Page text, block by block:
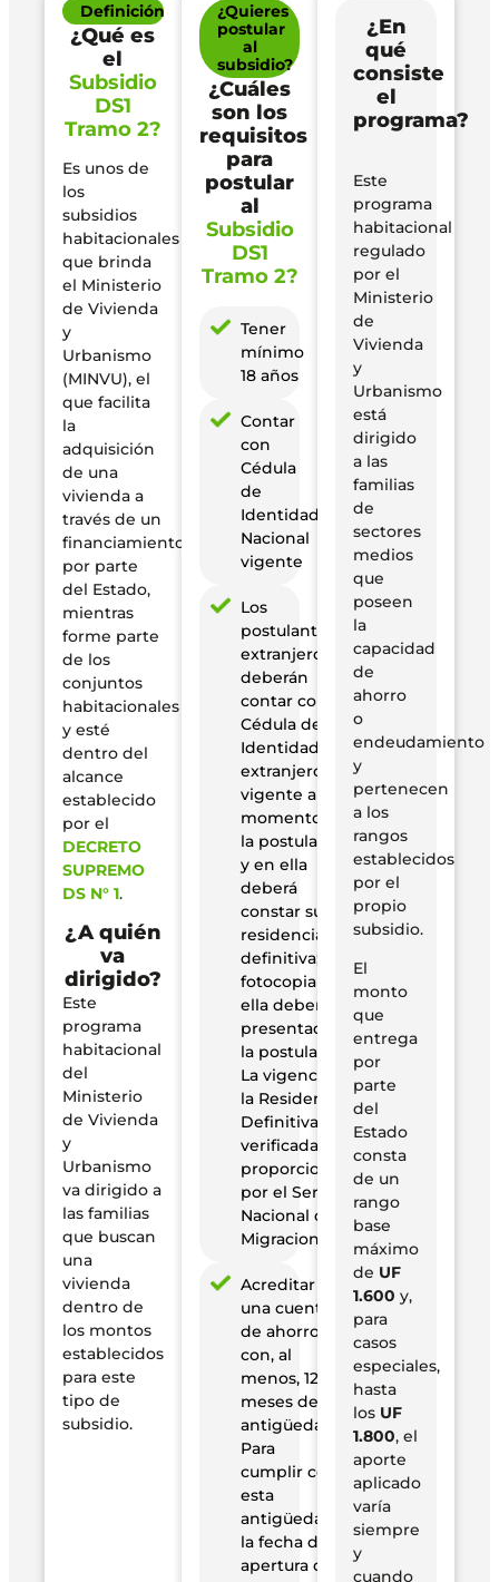
Definición
¿Qué es
el
Subsidio
DS1
Tramo 2?
Es unos de
los
subsidios
habitacionales
que brinda
el Ministerio
de Vivienda
y
Urbanismo
(MINVU), el
que facilita
la
adquisición
de una
vivienda a
través de un
financiamiento
por parte
del Estado,
mientras
forme parte
de los
conjuntos
habitacionales
y esté
dentro del
alcance
establecido
por el
DECRETO
SUPREMO
DS N° 1.
¿A quién
va
dirigido?
Este
programa
habitacional
del
Ministerio
de Vivienda
y
Urbanismo
va dirigido a
las familias
que buscan
una
vivienda
dentro de
los montos
establecidos
para este
tipo de
subsidio.
¿Quieres
postular
al
subsidio?
¿Cuáles
son los
requisitos
para
postular
al
Subsidio
DS1
Tramo 2?
Tener
mínimo
18 años
Contar
con
Cédula
de
Identidad
Nacional
vigente
Los
postulantes
extranjeros
deberán
contar con su
Cédula de
Identidad para
extranjeros
vigente al
momento de
la postulación
y en ella
deberá
constar su
residencia
definitiva; una
fotocopia de
ella deberá ser
presentada en
la postulación.
La vigencia de
la Residencia
Definitiva será
verificada y
proporcionada
por el Servicio
Nacional de
Migraciones.
Acreditar
una cuenta
de ahorro
con, al
menos, 12
meses de
antigüedad.
Para
cumplir con
esta
antigüedad,
la fecha de
apertura de
¿En
qué
consiste
el
programa?
Este
programa
habitacional
regulado
por el
Ministerio
de
Vivienda
y
Urbanismo
está
dirigido
a las
familias
de
sectores
medios
que
poseen
la
capacidad
de
ahorro
o
endeudamiento
y
pertenecen
a los
rangos
establecidos
por el
propio
subsidio.
El
monto
que
entrega
por
parte
del
Estado
consta
de un
rango
base
máximo
de UF
1.600 y,
para
casos
especiales,
hasta
los UF
1.800, el
aporte
aplicado
varía
siempre
y
cuando